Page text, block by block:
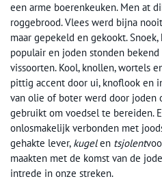
een arme boerenkeuken. Men at
roggebrood. Vlees werd bijna
maar gepekeld en gekookt.
populair en joden stonden
vissoorten. Kool, knollen, wortels
pittig accent door ui, knoflook en
van olie of boter werd door joden
gebruikt om voedsel te bereiden.
onlosmakelijk verbonden met
gehakte lever, kugelen tsjolent
maakten met de komst van de
intrede in onze streken.